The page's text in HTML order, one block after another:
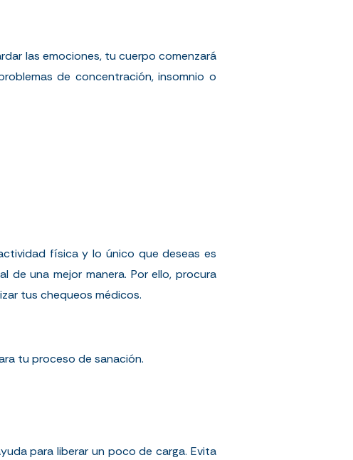
las emociones, tu cuerpo comenzará
de concentración, insomnio o
física y lo único que deseas es
de una mejor manera. Por ello, procura
tus chequeos médicos.
tu proceso de sanación.
para liberar un poco de carga. Evita